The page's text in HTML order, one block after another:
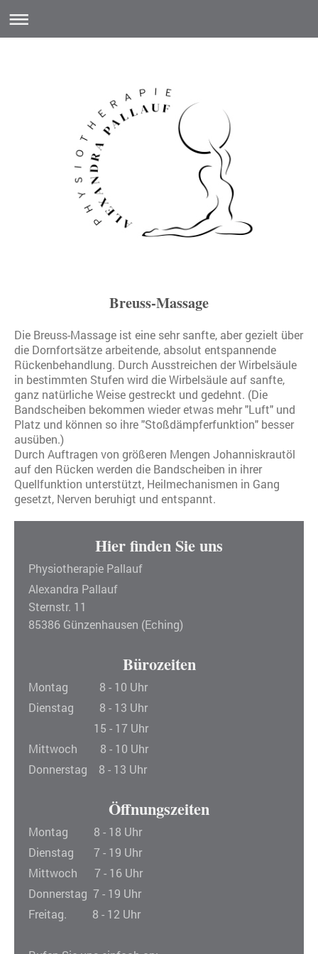
Breuss-Massage
Die Breuss-Massage ist eine sehr sanfte, aber gezielt über
die Dornfortsätze arbeitende, absolut entspannende
Rückenbehandlung. Durch Ausstreichen der Wirbelsäule
in bestimmten Stufen wird die Wirbelsäule auf sanfte,
ganz natürliche Weise gestreckt und gedehnt. (Die
Bandscheiben bekommen wieder etwas mehr "Luft" und
Platz und können so ihre "Stoßdämpferfunktion" besser
ausüben.)
Durch Auftragen von größeren Mengen Johanniskrautöl
auf den Rücken werden die Bandscheiben in ihrer
Quellfunktion unterstützt, Heilmechanismen in Gang
gesetzt, Nerven beruhigt und entspannt.
Hier finden Sie uns
Physiotherapie Pallauf
Alexandra Pallauf
Sternstr. 11
85386 Günzenhausen (Eching)
Bürozeiten
Montag 8 - 10 Uhr
Dienstag 8 - 13 Uhr
15 - 17 Uhr
Mittwoch 8 - 10 Uhr
Donnerstag 8 - 13 Uhr
Öffnungszeiten
Montag 8 - 18 Uhr
Dienstag 7 - 19 Uhr
Mittwoch 7 - 16 Uhr
Donnerstag 7 - 19 Uhr
Freitag. 8 - 12 Uhr